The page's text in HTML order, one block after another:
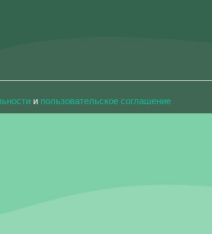
и пользовательское соглашение